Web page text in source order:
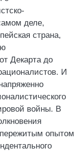
деле,
страна,
Декарта до
И
войны. В
опытом